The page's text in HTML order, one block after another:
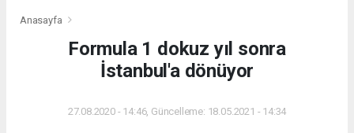
Anasayfa
Formula 1 dokuz yıl sonra
İstanbul'a dönüyor
27.08.2020 - 14:46, Güncelleme: 18.05.2021 - 14:34